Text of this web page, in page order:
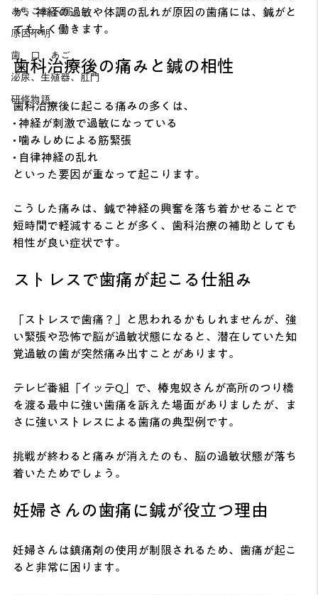
あちこち不調
原因不明
歯 口 あご
泌尿、生殖器、肛門
研修物語
が、神経の過敏や体調の乱れが原因の歯痛には、鍼がと
てもよく働きます。
歯科治療後の痛みと鍼の相性
歯科治療後に起こる痛みの多くは、
• 神経が刺激で過敏になっている
• 噛みしめによる筋緊張
• 自律神経の乱れ
といった要因が重なって起こります。
こうした痛みは、鍼で神経の興奮を落ち着かせることで
短時間で軽減することが多く、歯科治療の補助としても
相性が良い症状です。
ストレスで歯痛が起こる仕組み
「ストレスで歯痛？」と思われるかもしれませんが、強
い緊張や恐怖で脳が過敏状態になると、潜在していた知
覚過敏の歯が突然痛み出すことがあります。
テレビ番組「イッテQ」で、椿鬼奴さんが高所のつり橋
を渡る最中に強い歯痛を訴えた場面がありましたが、ま
さに強いストレスによる歯痛の典型例です。
挑戦が終わると痛みが消えたのも、脳の過敏状態が落ち
着いたためでしょう。
妊婦さんの歯痛に鍼が役立つ理由
妊婦さんは鎮痛剤の使用が制限されるため、歯痛が起こ
ると非常に困ります。